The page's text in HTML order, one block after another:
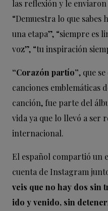
las reflexión y le enviaron
“Demuestra lo que sabes
una etapa”, “siempre es
voz”, “tu inspiración
“Corazón partío”, que
canciones emblemáticas
canción, fue parte del
vida ya que lo llevó a ser
internacional.
El español compartió un
cuenta de Instagram
veis que no hay dos sin
ido y venido, sin